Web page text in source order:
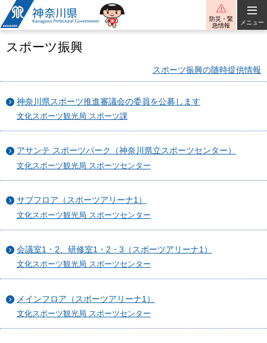
神奈川県
防災・緊
急情報
メニュー
スポーツ振興
スポーツ振興の随時提供情報
神奈川県スポーツ推進審議会の委員を公募します
文化スポーツ観光局 スポーツ課
アサンテ スポーツパーク（神奈川県立スポーツセンター）
文化スポーツ観光局 スポーツセンター
サブフロア（スポーツアリーナ1）
文化スポーツ観光局 スポーツセンター
会議室1・2、研修室1・2・3（スポーツアリーナ1）
文化スポーツ観光局 スポーツセンター
メインフロア（スポーツアリーナ1）
文化スポーツ観光局 スポーツセンター